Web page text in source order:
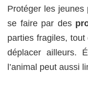
Protéger les
se faire par des
parties fragiles, tout
déplacer ailleurs.
l’animal peut aussi